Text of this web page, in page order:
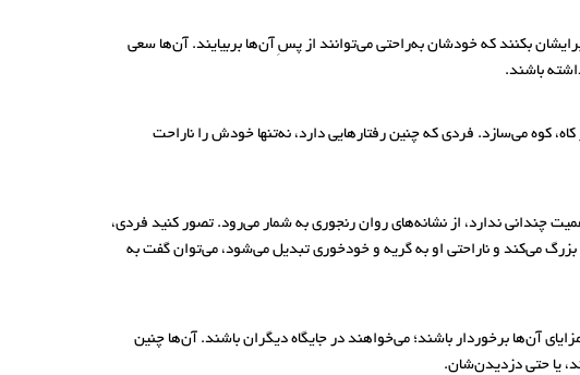
بکنند که خودشان به‌راحتی می‌توانند از پسِ آن‌ها بربیایند. آن‌ها سعی
باشند.
کوه می‌سازد. فردی که چنین رفتارهایی دارد، نه‌تنها خودش را ناراحت
چندانی ندارد، از نشانه‌های روان رنجوری به شمار می‌رود. تصور کنید فردی،
بزرگ می‌کند و ناراحتی او به گریه و خودخوری تبدیل می‌شود، می‌توان گفت به
آن‌ها برخوردار باشند؛ می‌خواهند در جایگاه دیگران باشند. آن‌ها چنین
یا حتی دزدیدن‌شان.